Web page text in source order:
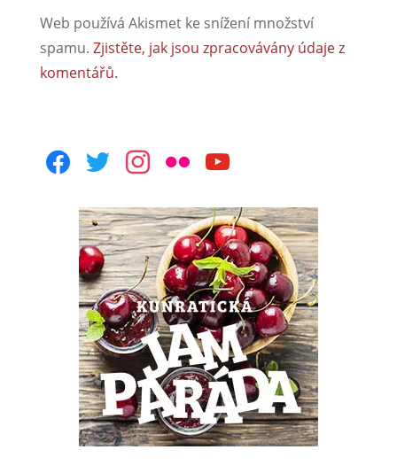
Web používá Akismet ke snížení množství
spamu. Zjistěte, jak jsou zpracovávány údaje z
komentářů.
facebooktwitterinstagram
flickr youtube